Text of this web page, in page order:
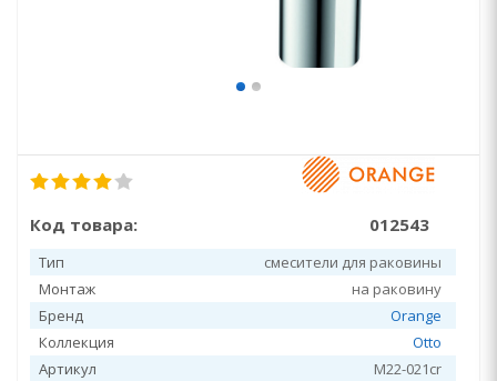
Код товара: 012543
Тип
смесители для раковины
Монтаж
на раковину
Бренд
Orange
Коллекция
Otto
Артикул
M22-021cr